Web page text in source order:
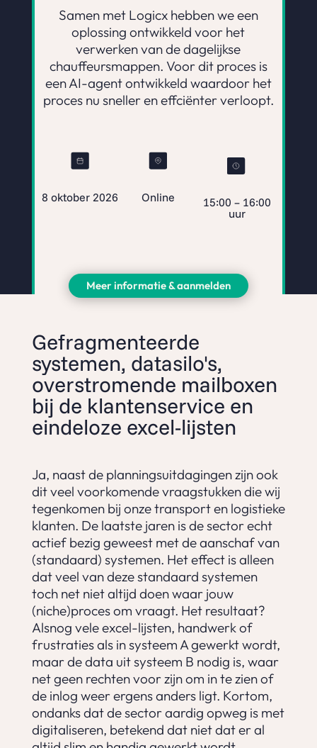
Samen met Logicx hebben we een
oplossing ontwikkeld voor het
verwerken van de dagelijkse
chauffeursmappen. Voor dit proces is
een AI-agent ontwikkeld waardoor het
proces nu sneller en effciënter verloopt.
8 oktober 2026 Online
15:00 – 16:00
uur
Meer informatie & aanmelden
Gefragmenteerde
systemen, datasilo's,
overstromende mailboxen
bij de klantenservice en
eindeloze excel-lijsten
Ja, naast de planningsuitdagingen zijn ook
dit veel voorkomende vraagstukken die wij
tegenkomen bij onze transport en logistieke
klanten. De laatste jaren is de sector echt
actief bezig geweest met de aanschaf van
(standaard) systemen. Het effect is alleen
dat veel van deze standaard systemen
toch net niet altijd doen waar jouw
(niche)proces om vraagt. Het resultaat?
Alsnog vele excel-lijsten, handwerk of
frustraties als in systeem A gewerkt wordt,
maar de data uit systeem B nodig is, waar
net geen rechten voor zijn om in te zien of
de inlog weer ergens anders ligt. Kortom,
ondanks dat de sector aardig opweg is met
digitaliseren, betekend dat niet dat er al